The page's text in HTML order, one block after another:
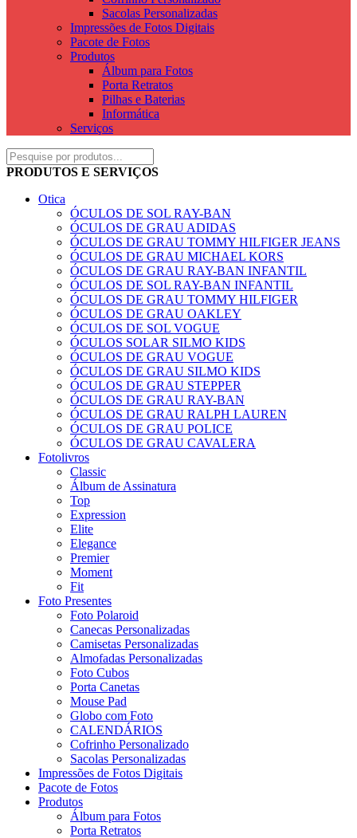
Sacolas Personalizadas
Impressões de Fotos Digitais
Pacote de Fotos
Produtos
Álbum para Fotos
Porta Retratos
Pilhas e Baterias
Informática
Serviços
PRODUTOS E SERVIÇOS
Otica
ÓCULOS DE SOL RAY-BAN
ÓCULOS DE GRAU ADIDAS
ÓCULOS DE GRAU TOMMY HILFIGER JEANS
ÓCULOS DE GRAU MICHAEL KORS
ÓCULOS DE GRAU RAY-BAN INFANTIL
ÓCULOS DE SOL RAY-BAN INFANTIL
ÓCULOS DE GRAU TOMMY HILFIGER
ÓCULOS DE GRAU OAKLEY
ÓCULOS DE SOL VOGUE
ÓCULOS SOLAR SILMO KIDS
ÓCULOS DE GRAU VOGUE
ÓCULOS DE GRAU SILMO KIDS
ÓCULOS DE GRAU STEPPER
ÓCULOS DE GRAU RAY-BAN
ÓCULOS DE GRAU RALPH LAUREN
ÓCULOS DE GRAU POLICE
ÓCULOS DE GRAU CAVALERA
Fotolivros
Classic
Álbum de Assinatura
Top
Expression
Elite
Elegance
Premier
Moment
Fit
Foto Presentes
Foto Polaroid
Canecas Personalizadas
Camisetas Personalizadas
Almofadas Personalizadas
Foto Cubos
Porta Canetas
Mouse Pad
Globo com Foto
CALENDÁRIOS
Cofrinho Personalizado
Sacolas Personalizadas
Impressões de Fotos Digitais
Pacote de Fotos
Produtos
Álbum para Fotos
Porta Retratos